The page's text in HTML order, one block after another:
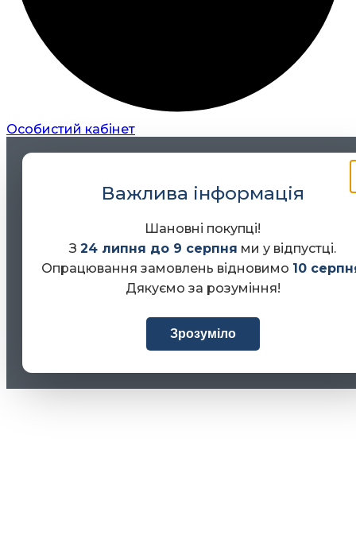
Особистий кабінет
Важлива інформація
Шановні покупці!
З24 липня до 9 серпня ми у відпустці.
Опрацювання замовлень відновимо 10
Дякуємо за розуміння!
Зрозуміло